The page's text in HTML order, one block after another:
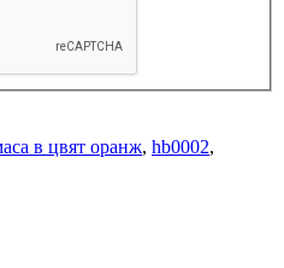
в цвят оранж, hb0002,